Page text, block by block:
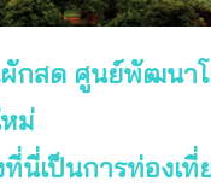
กสด ศูนย์พัฒนาโ
ม่
ที่นี่เป็นการท่องเ